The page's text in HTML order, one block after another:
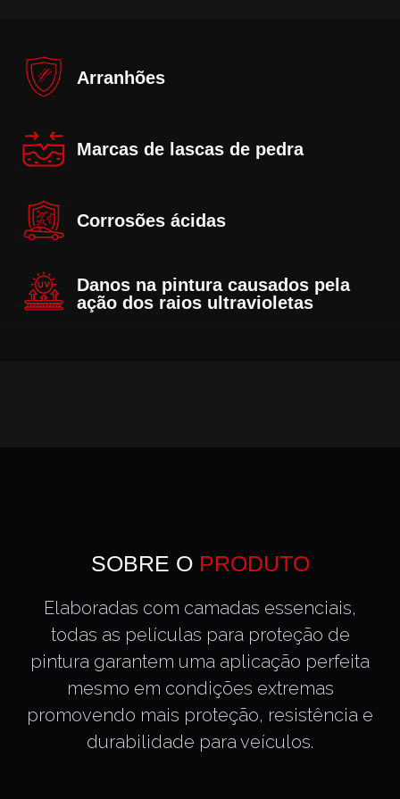
Arranhões
Marcas de lascas de pedra
Corrosões ácidas
Danos na pintura causados pela
ação dos raios ultravioletas
SOBRE O PRODUTO
Elaboradas com camadas essenciais,
todas as películas para proteção de
pintura garantem uma aplicação perfeita
mesmo em condições extremas
promovendo mais proteção, resistência e
durabilidade para veículos.